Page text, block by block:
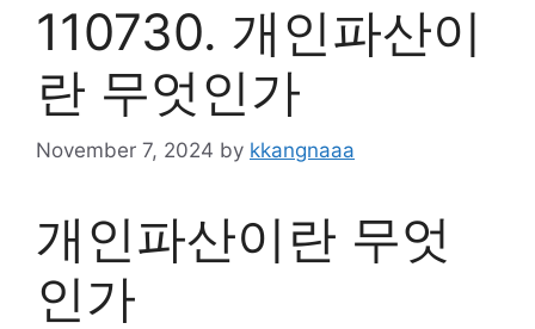
110730. 개인파산이
란 무엇인가
November 7, 2024 by kkangnaaa
개인파산이란 무엇
인가